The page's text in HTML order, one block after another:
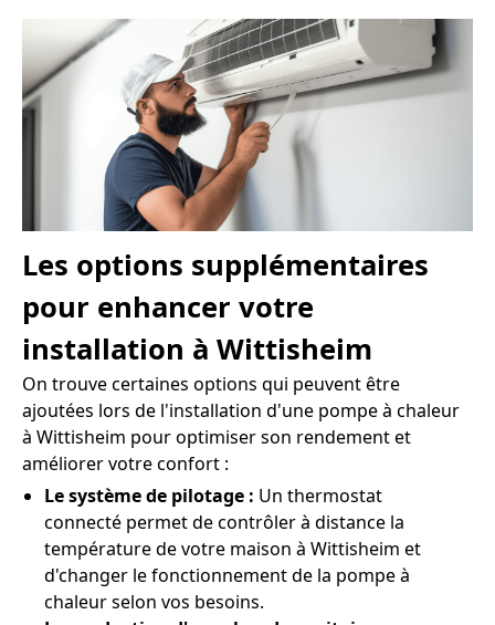
Les options supplémentaires
pour enhancer votre
installation à Wittisheim
On trouve certaines options qui peuvent être
ajoutées lors de l'installation d'une pompe à chaleur
à Wittisheim pour optimiser son rendement et
améliorer votre confort :
Le système de pilotage : Un thermostat
connecté permet de contrôler à distance la
température de votre maison à Wittisheim et
d'changer le fonctionnement de la pompe à
chaleur selon vos besoins.